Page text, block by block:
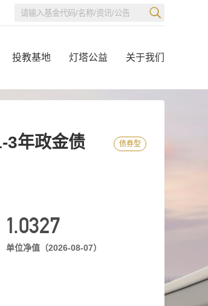
投教基地 灯塔公益 关于我们
债券型
3年政金债
1.0327
单位净值（2026-08-07）